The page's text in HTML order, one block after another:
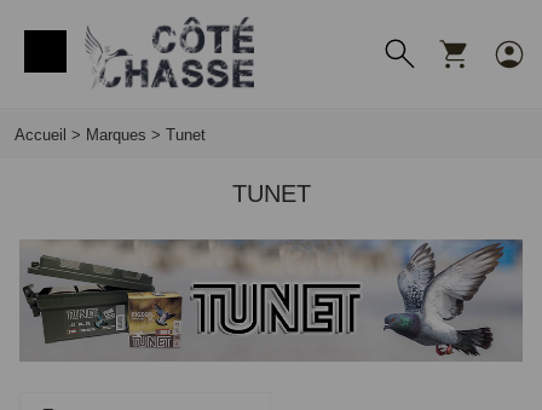
Accueil > Marques > Tunet
TUNET